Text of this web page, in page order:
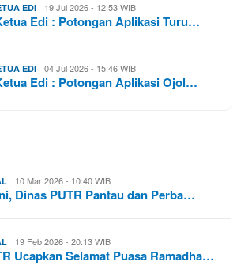
EDI 19 Jul 2026 - 12:53 WIB
Edi : Potongan Aplikasi Turu…
EDI 04 Jul 2026 - 15:46 WIB
Edi : Potongan Aplikasi Ojol…
10 Mar 2026 - 10:40 WIB
Dinas PUTR Pantau dan Perba…
19 Feb 2026 - 20:13 WIB
Ucapkan Selamat Puasa Ramadha…